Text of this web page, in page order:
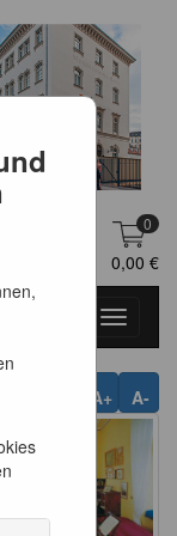
0
0,00 €
Toggle
A-
A+